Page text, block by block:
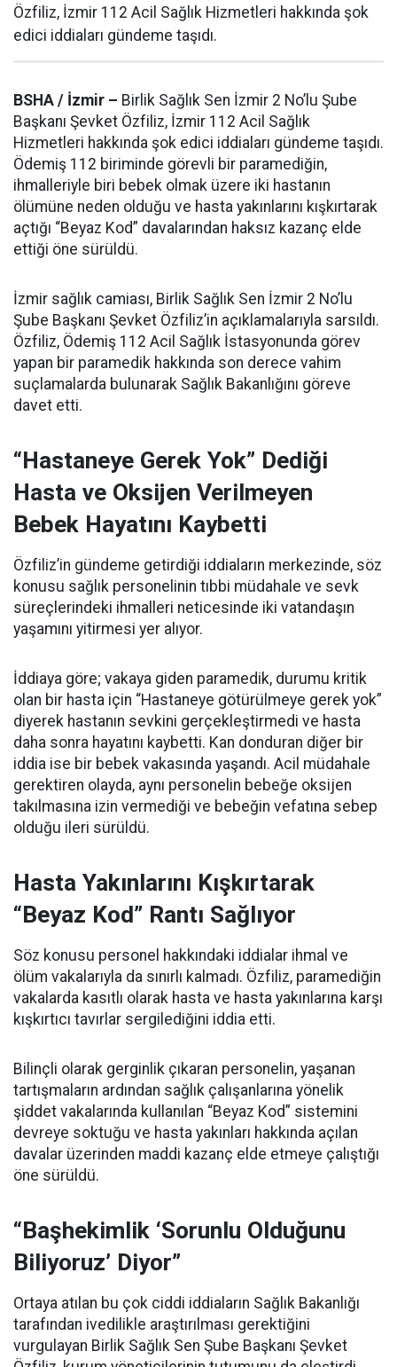
Özfiliz, İzmir 112 Acil Sağlık Hizmetleri hakkında şok
edici iddiaları gündeme taşıdı.
BSHA / İzmir – Birlik Sağlık Sen İzmir 2 No’lu Şube
Başkanı Şevket Özfiliz, İzmir 112 Acil Sağlık
Hizmetleri hakkında şok edici iddiaları gündeme taşıdı.
Ödemiş 112 biriminde görevli bir paramediğin,
ihmalleriyle biri bebek olmak üzere iki hastanın
ölümüne neden olduğu ve hasta yakınlarını kışkırtarak
açtığı “Beyaz Kod” davalarından haksız kazanç elde
ettiği öne sürüldü.
İzmir sağlık camiası, Birlik Sağlık Sen İzmir 2 No’lu
Şube Başkanı Şevket Özfiliz’in açıklamalarıyla sarsıldı.
Özfiliz, Ödemiş 112 Acil Sağlık İstasyonunda görev
yapan bir paramedik hakkında son derece vahim
suçlamalarda bulunarak Sağlık Bakanlığını göreve
davet etti.
“Hastaneye Gerek Yok” Dediği
Hasta ve Oksijen Verilmeyen
Bebek Hayatını Kaybetti
Özfiliz’in gündeme getirdiği iddiaların merkezinde, söz
konusu sağlık personelinin tıbbi müdahale ve sevk
süreçlerindeki ihmalleri neticesinde iki vatandaşın
yaşamını yitirmesi yer alıyor.
İddiaya göre; vakaya giden paramedik, durumu kritik
olan bir hasta için “Hastaneye götürülmeye gerek yok”
diyerek hastanın sevkini gerçekleştirmedi ve hasta
daha sonra hayatını kaybetti. Kan donduran diğer bir
iddia ise bir bebek vakasında yaşandı. Acil müdahale
gerektiren olayda, aynı personelin bebeğe oksijen
takılmasına izin vermediği ve bebeğin vefatına sebep
olduğu ileri sürüldü.
Hasta Yakınlarını Kışkırtarak
“Beyaz Kod” Rantı Sağlıyor
Söz konusu personel hakkındaki iddialar ihmal ve
ölüm vakalarıyla da sınırlı kalmadı. Özfiliz, paramediğin
vakalarda kasıtlı olarak hasta ve hasta yakınlarına karşı
kışkırtıcı tavırlar sergilediğini iddia etti.
Bilinçli olarak gerginlik çıkaran personelin, yaşanan
tartışmaların ardından sağlık çalışanlarına yönelik
şiddet vakalarında kullanılan “Beyaz Kod” sistemini
devreye soktuğu ve hasta yakınları hakkında açılan
davalar üzerinden maddi kazanç elde etmeye çalıştığı
öne sürüldü.
“Başhekimlik ‘Sorunlu Olduğunu
Biliyoruz’ Diyor”
Ortaya atılan bu çok ciddi iddiaların Sağlık Bakanlığı
tarafından ivedilikle araştırılması gerektiğini
vurgulayan Birlik Sağlık Sen Şube Başkanı Şevket